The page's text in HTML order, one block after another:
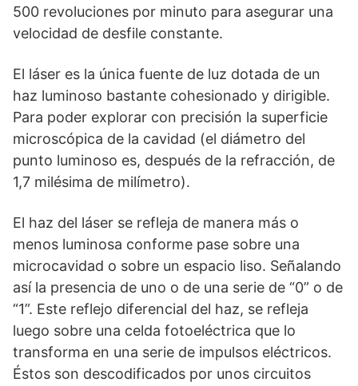
500 revoluciones por minuto para asegurar una
velocidad de desfile constante.
El láser es la única fuente de luz dotada de un
haz luminoso bastante cohesionado y dirigible.
Para poder explorar con precisión la superficie
microscópica de la cavidad (el diámetro del
punto luminoso es, después de la refrac­ción, de
1,7 milésima de milímetro).
El haz del láser se refleja de manera más o
menos luminosa conforme pase sobre una
microcavidad o sobre un espacio liso. Señalando
así la presencia de uno o de una serie de “0” o de
“1”. Este reflejo diferencial del haz, se refleja
luego sobre una celda fotoeléctrica que lo
transforma en una serie de impulsos eléctricos.
Éstos son descodificados por unos circuitos